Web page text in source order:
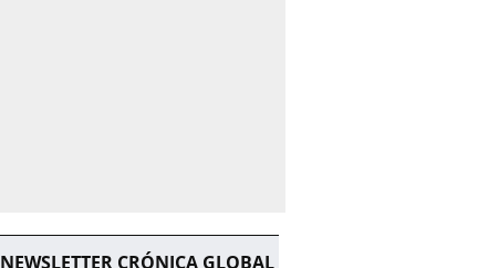
NEWSLETTER CRÓNICA GLOBAL